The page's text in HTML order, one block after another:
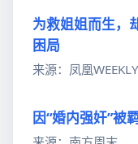
为救姐姐而生，
困局
来源：凤凰WEEKLY
因“婚内强奸”被